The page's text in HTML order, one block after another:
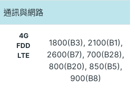
通訊與網路
4G
FDD
LTE
1800(B3), 2100(B1),
2600(B7), 700(B28),
800(B20), 850(B5),
900(B8)